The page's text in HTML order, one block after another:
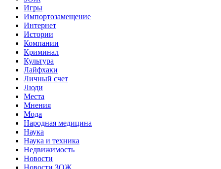
Игры
Импортозамещение
Интернет
Истории
Компании
Криминал
Культура
Лайфхаки
Личный счет
Люди
Места
Мнения
Мода
Народная медицина
Наука
Наука и техника
Недвижимость
Новости